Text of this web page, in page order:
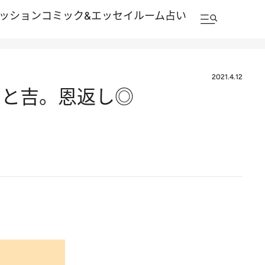
ションコミック&エッセイルーム占い
2021.4.12
吉。恩返し◎